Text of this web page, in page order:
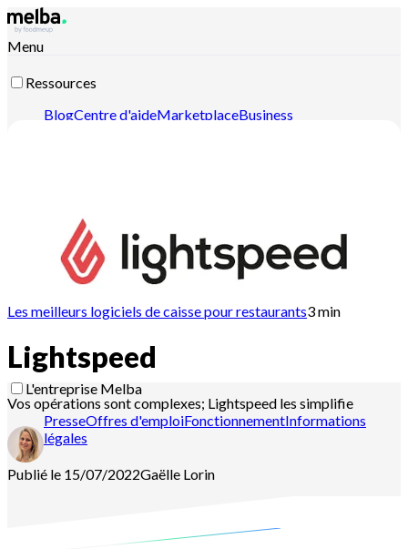
Menu
Ressources
BlogCentre d'aideMarketplaceBusiness
Pour les pros
Ouvrez votre restaurant en toute confianceTirez le
meilleur parti des fiches techniques de cuisineAugmentez
votre rentabilitéOptimisez la gestion de votre
inventairesOrganisez votre productionPilotez vos ventes
L'entreprise Melba
PresseOffres d'emploiFonctionnementInformations
légales
Les meilleurs logiciels de caisse pour restaurants3min
Lightspeed
Vos opérations sont complexes; Lightspeed les simplifie
Publié le 15/07/2022Gaëlle Lorin